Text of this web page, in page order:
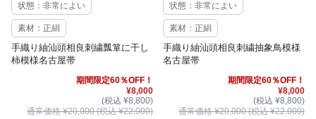
状態：非常によい
素材：正絹
手織り紬汕頭相良刺繍瓢箪に干し
柿模様名古屋帯
期間限定60％OFF！
¥8,000
(税込 ¥8,800)
通常価格 ¥20,000 (税込 ¥22,000)
状態：非常によい
素材：正絹
手織り紬汕頭相良刺繍抽象鳥模様
名古屋帯
期間限定60％OFF！
¥8,000
(税込 ¥8,800)
通常価格 ¥20,000 (税込 ¥22,000)